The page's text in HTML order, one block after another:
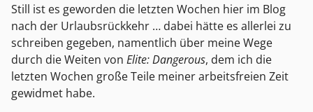
Still ist es geworden die letzten Wochen hier im Blog
nach der Urlaubsrückkehr … dabei hätte es allerlei zu
schreiben gegeben, namentlich über meine Wege
durch die Weiten von Elite: Dangerous, dem ich die
letzten Wochen große Teile meiner arbeitsfreien Zeit
gewidmet habe.